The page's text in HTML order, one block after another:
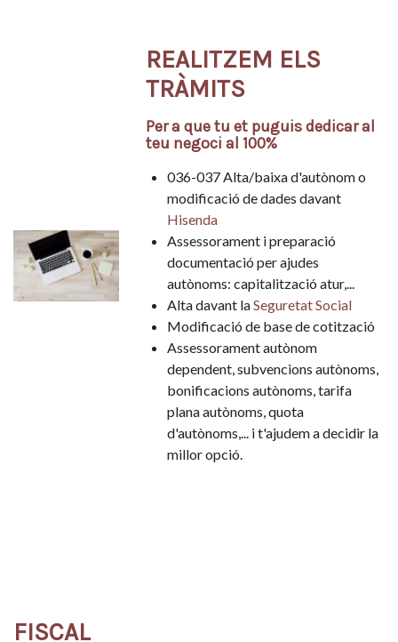
REALITZEM ELS
TRÀMITS
Per a que tu et puguis dedicar al
teu negoci al 100%
036-037 Alta/baixa d'autònom o
modificació de dades davant
Hisenda
Assessorament i preparació
documentació per ajudes
autònoms: capitalització atur,...
Alta davant laSeguretat Social
Modificació de base de cotització
Assessorament autònom
dependent, subvencions autònoms,
bonificacions autònoms, tarifa
plana autònoms, quota
d'autònoms,... i t'ajudem a decidir la
millor opció.
FISCAL